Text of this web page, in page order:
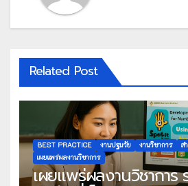
Related Post
BEST PRACTICE งานปฐมวัย งานวิชาการ ส
เผยแพร่ผลงานวิชาการ
เผยแพร่ผลงานวิชาการ